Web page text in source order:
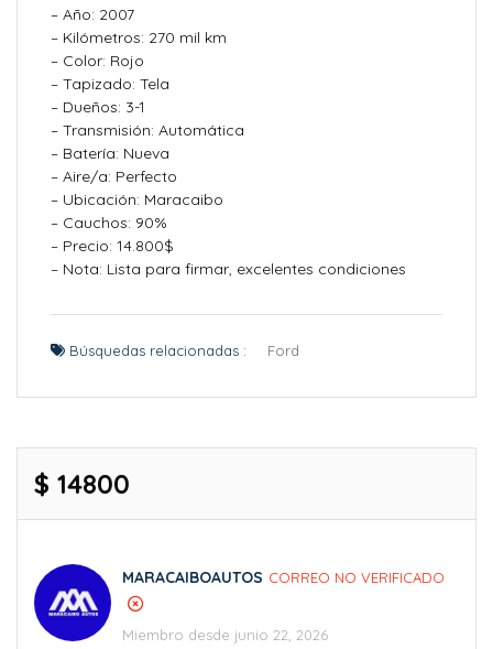
– Año: 2007
– Kilómetros: 270 mil km
– Color: Rojo
– Tapizado: Tela
– Dueños: 3-1
– Transmisión: Automática
– Batería: Nueva
– Aire/a: Perfecto
– Ubicación: Maracaibo
– Cauchos: 90%
– Precio: 14.800$
– Nota: Lista para firmar, excelentes condiciones
Búsquedas relacionadas : Ford
$ 14800
MARACAIBOAUTOS CORREO NO VERIFICADO
Miembro desde junio 22, 2026